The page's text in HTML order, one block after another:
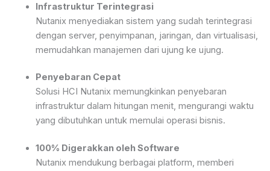
Infrastruktur Terintegrasi
Nutanix menyediakan sistem yang sudah terintegrasi
dengan server, penyimpanan, jaringan, dan virtualisasi,
memudahkan manajemen dari ujung ke ujung.
Penyebaran Cepat
Solusi HCI Nutanix memungkinkan penyebaran
infrastruktur dalam hitungan menit, mengurangi waktu
yang dibutuhkan untuk memulai operasi bisnis.
100% Digerakkan oleh Software
Nutanix mendukung berbagai platform, memberi